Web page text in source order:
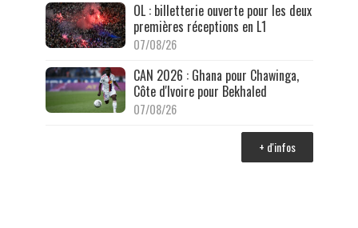
OL : billetterie ouverte pour les deux
premières réceptions en L1
07/08/26
CAN 2026 : Ghana pour Chawinga,
Côte d'Ivoire pour Bekhaled
07/08/26
+ d'infos